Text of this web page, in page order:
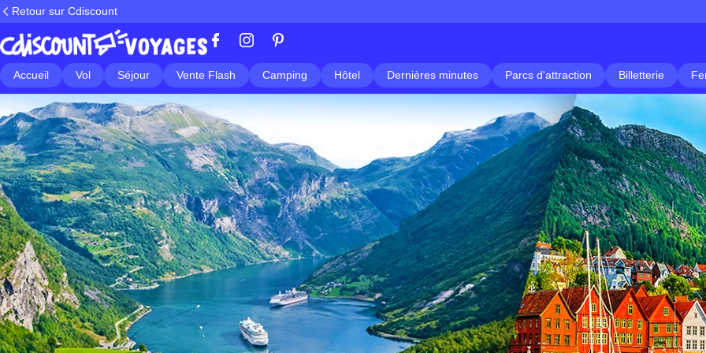
Retour sur Cdiscount
Accueil Vol Séjour Vente Flash Camping Hôtel Dernières minutes Parcs d'attraction Billetterie